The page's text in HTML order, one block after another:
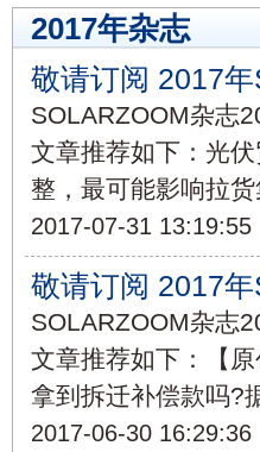
2017年杂志
敬请订阅 2017
SOLARZOOM杂志
文章推荐如下：光
整，最可能影响拉
2017-07-31 13:19:55
敬请订阅 2017
SOLARZOOM杂志
文章推荐如下：【
拿到拆迁补偿款吗?
2017-06-30 16:29:36